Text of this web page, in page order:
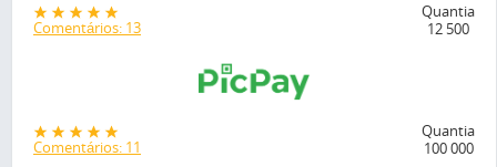
Comentários: 13
Quantia
12 500
Comentários: 11
Quantia
100 000